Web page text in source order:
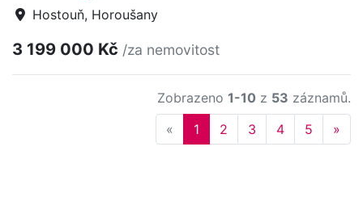
Hostouň, Horoušany
3 199 000 Kč /za nemovitost
Zobrazeno 1-10 z 53 záznamů.
« Previous
1 2 3 4 5 »